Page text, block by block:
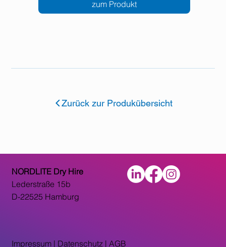
zum Produkt
Zurück zur Produkübersicht
NORDLITE Dry Hire
Lederstraße 15b
D-22525 Hamburg
Impressum| Datenschutz | AGB